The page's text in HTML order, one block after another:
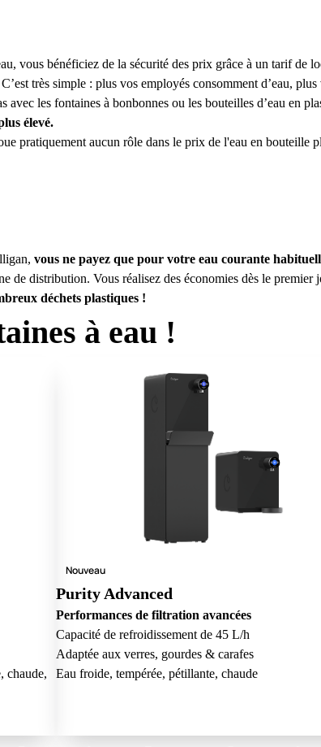
vous bénéficiez de la sécurité des prix grâce à un tarif de
très simple : plus vos employés consomment d’eau, plus
avec les fontaines à bonbonnes ou les bouteilles d’eau en
élevé.
pratiquement aucun rôle dans le prix de l'eau en bouteille
vous ne payez que pour votre eau courante
de distribution. Vous réalisez des économies dès le premier
déchets plastiques !
à eau !
chaude,
Nouveau
Purity Advanced
Performances de filtration avancées
Capacité de refroidissement de 45 L/h
Adaptée aux verres, gourdes & carafes
Eau froide, tempérée, pétillante, chaude